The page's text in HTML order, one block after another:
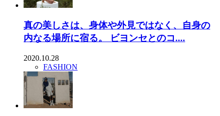
真の美しさは、身体や外見ではなく、自身の
内なる場所に宿る。 ビヨンセとのコ....
2020.10.28
FASHION